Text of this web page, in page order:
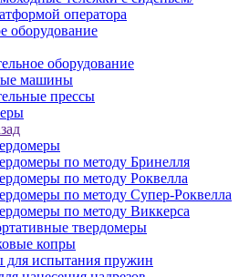
оператора
оборудование
оборудование
машины
прессы
по методу Бринелля
по методу Роквелла
по методу Супер-Роквелла
по методу Виккерса
твердомеры
копры
испытания пружин